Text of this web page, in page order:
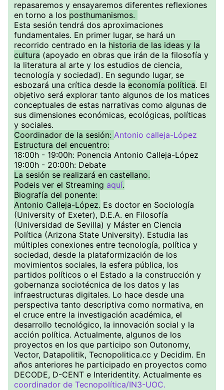
repasaremos y ensayaremos diferentes reflexiones
en torno a los posthumanismos.
Esta sesión tendrá dos aproximaciones
fundamentales. En primer lugar, se hará un
recorrido centrado en la historia de las ideas y la
cultura (apoyado en obras que irán de la filosofía y
la literatura al arte y los estudios de ciencia,
tecnología y sociedad). En segundo lugar, se
esbozará una crítica desde la economía política. El
objetivo será explorar tanto algunos de los matices
conceptuales de estas narrativas como algunas de
sus dimensiones económicas, ecológicas, políticas
y sociales.
Coordinador de la sesión: Antonio calleja-López
Estructura del encuentro:
18:00h - 19:00h: Ponencia Antonio Calleja-López
19:00h - 20:00h: Debate
La sesión se real izará en castellano.
Podeis ver el Streaming aquí.
Biografía del ponente:
Antonio Calleja-López. Es doctor en Sociología
(University of Exeter), D.E.A. en Filosofía
(Universidad de Sevilla) y Máster en Ciencia
Política (Arizona State University). Estudia las
múltiples conexiones entre tecnología, política y
sociedad, desde la plataformización de los
movimientos sociales, la esfera pública, los
partidos políticos o el Estado a la construcción y
gobernanza sociotécnica de los datos y las
infraestructuras digitales. Lo hace desde una
perspectiva tanto descriptiva como normativa, en
el cruce entre la investigación académica, el
desarrollo tecnológico, la innovación social y la
acción política. Actualmente, algunos de los
proyectos en los que participo son Outonomy,
Vector, Datapolitik, Tecnopolitica.cc y Decidim. En
años anteriores he participado en proyectos como
DECODE, D-CENT e Interidentity. Actualmente es
coordinador de Tecnopolítica/IN3-UOC.